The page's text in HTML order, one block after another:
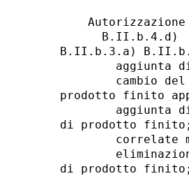
B.II.b.4.d)
B.II.b.3.a)
aggiunta
cambio
prodotto finito
aggiunta
di prodotto
correlate
di prodotto